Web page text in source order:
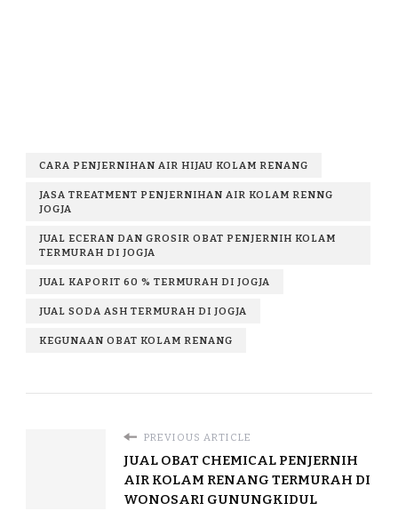
CARA PENJERNIHAN AIR HIJAU KOLAM RENANG
JASA TREATMENT PENJERNIHAN AIR KOLAM RENNG
JOGJA
JUAL ECERAN DAN GROSIR OBAT PENJERNIH KOLAM
TERMURAH DI JOGJA
JUAL KAPORIT 60 % TERMURAH DI JOGJA
JUAL SODA ASH TERMURAH DI JOGJA
KEGUNAAN OBAT KOLAM RENANG
PREVIOUS ARTICLE
JUAL OBAT CHEMICAL PENJERNIH
AIR KOLAM RENANG TERMURAH DI
WONOSARI GUNUNGKIDUL